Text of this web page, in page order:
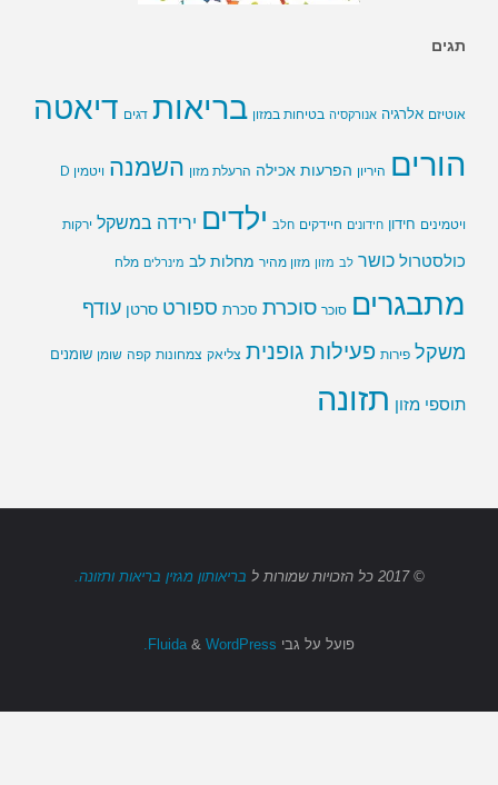
תגים
אוטיזם אלרגיה אנורקסיה בטיחות במזון בריאות דגים דיאטה
הורים היריון הפרעות אכילה הרעלת מזון השמנה ויטמין D
ויטמינים חידון חידונים חיידקים חלב ילדים ירידה במשקל ירקות
כולסטרול כושר לב מזון מזון מהיר מחלות לב מינרלים מלח
מתבגרים סוכר סוכרת סכרת ספורט סרטן עודף
משקל פירות פעילות גופנית צליאק צמחונות קפה שומן שומנים
תוספי מזון תזונה
© 2017 כל הזכויות שמורות ל בריאותון מגזין בריאות ותזונה.
פועל על גבי & WordPress.